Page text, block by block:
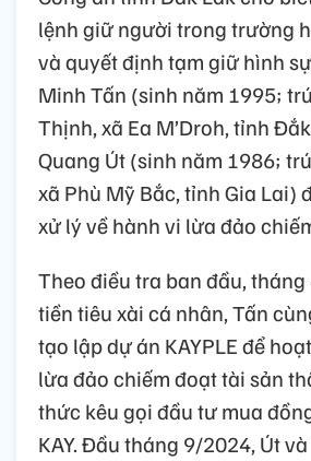
lệnh giữ người trong trường
và quyết định tạm giữ hình
Minh Tấn (sinh năm 1995;
Thịnh, xã Ea M’Droh, tỉnh
Quang Út (sinh năm 1986;
xã Phù Mỹ Bắc, tỉnh Gia Lai)
xử lý về hành vi lừa đảo
Theo điều tra ban đầu,
tiền tiêu xài cá nhân, Tấn
tạo lập dự án KAYPLE để
lừa đảo chiếm đoạt tài sản
thức kêu gọi đầu tư mua
KAY. Đầu tháng 9/2024, Út